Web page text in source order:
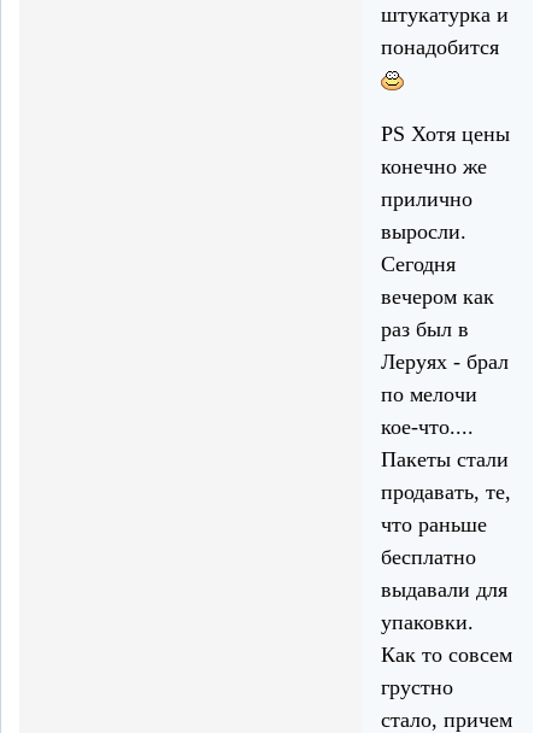
штукатурка и
понадобится
PS Хотя цены
конечно же
прилично
выросли.
Сегодня
вечером как
раз был в
Леруях - брал
по мелочи
кое-что....
Пакеты стали
продавать, те,
что раньше
бесплатно
выдавали для
упаковки.
Как то совсем
грустно
стало, причем